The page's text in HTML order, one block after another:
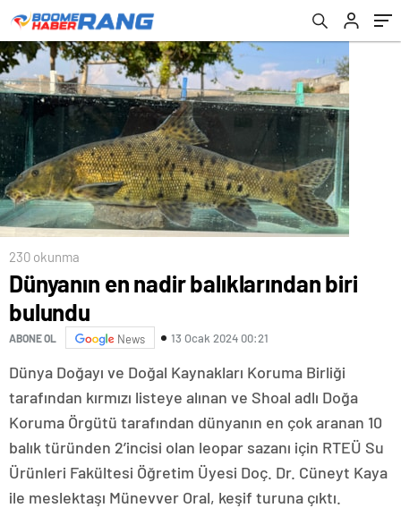
230 okunma
Dünyanın en nadir balıklarından biri
bulundu
ABONE OL News 13 Ocak 2024 00:21
Dünya Doğayı ve Doğal Kaynakları Koruma Birliği
tarafından kırmızı listeye alınan ve Shoal adlı Doğa
Koruma Örgütü tarafından dünyanın en çok aranan 10
balık türünden 2’incisi olan leopar sazanı için RTEÜ Su
Ürünleri Fakültesi Öğretim Üyesi Doç. Dr. Cüneyt Kaya
ile meslektaşı Münevver Oral, keşif turuna çıktı.